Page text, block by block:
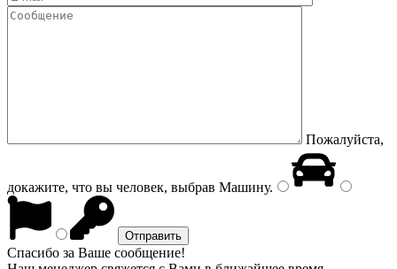
Пожалуйста,
докажите, что вы человек, выбрав Машину.
Спасибо за Ваше сообщение!